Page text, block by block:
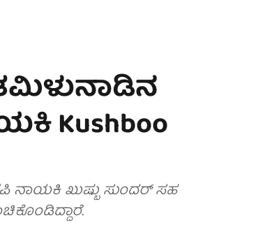
Kushboo
ನಾಯಕಿ ಖುಷ್ಬು ಸುಂದರ್ ಸಹ